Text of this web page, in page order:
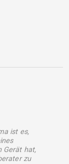
ist es,
Gerät hat,
zu